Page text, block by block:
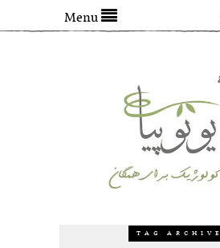
Menu
TAG ARCHIVE